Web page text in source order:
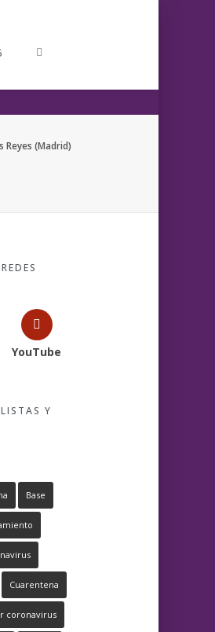
Reyes (Madrid)
YouTube
Y
Base
Cuarentena
coronavirus